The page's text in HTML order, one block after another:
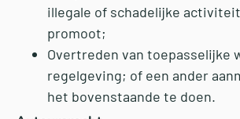
illegale of schadelijke
promoot;
Overtreden van toepasselijke
regelgeving; of een ander
het bovenstaande te doen.